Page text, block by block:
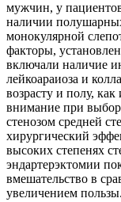
мужчин, у
наличии
монокулярной
факторы,
включали наличие
лейкоараиоза и
возрасту и полу,
внимание при
стенозом средней
хирургический
высоких степенях
эндартерэктомии
вмешательство в
увеличением